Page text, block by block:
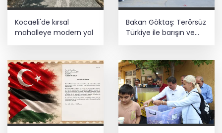
Kocaeli'de kırsal
mahalleye modern yol
Bakan Göktaş: Terörsüz
Türkiye ile barışın ve